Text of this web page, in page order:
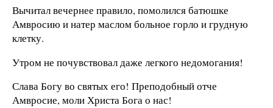
Вычитал вечернее правило, помолился батюшке
Амвросию и натер маслом больное горло и грудную
клетку.
Утром не почувствовал даже легкого недомогания!
Слава Богу во святых его! Преподобный отче
Амвросие, моли Христа Бога о нас!